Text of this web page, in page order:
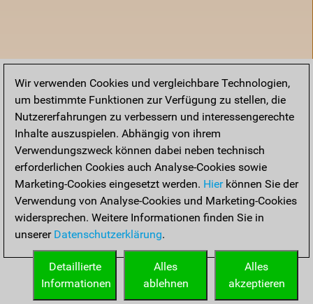
Startseite
Wir verwenden Cookies und vergleichbare Technologien,
um bestimmte Funktionen zur Verfügung zu stellen, die
Nutzererfahrungen zu verbessern und interessengerechte
Inhalte auszuspielen. Abhängig von ihrem
Verwendungszweck können dabei neben technisch
erforderlichen Cookies auch Analyse-Cookies sowie
Marketing-Cookies eingesetzt werden. Hierkönnen Sie der
Verwendung von Analyse-Cookies und Marketing-Cookies
widersprechen. Weitere Informationen finden Sie in
unserer Datenschutzerklärung.
Alles
akzeptieren
Alles
ablehnen
Detaillierte
Informationen